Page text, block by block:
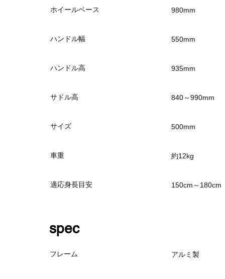
ホイールベース 980mm
ハンドル幅 550mm
ハンドル高 935mm
サドル高 840～990mm
サイズ 500mm
車重 約12kg
適応身長目安 150cm～180cm
spec
フレーム アルミ製